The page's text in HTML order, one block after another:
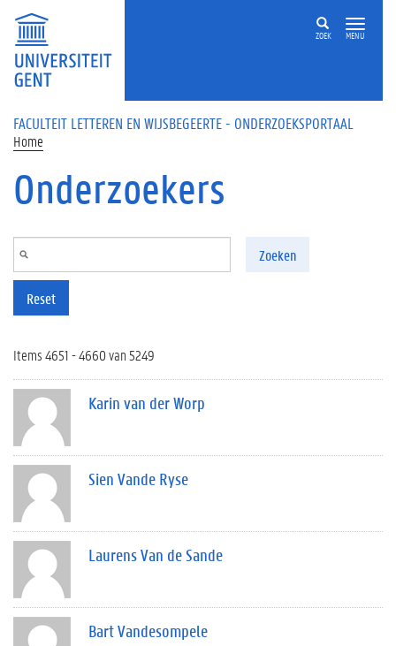
Overslaan en naar de inhoud gaan
ZOEK MENU
FACULTEIT LETTEREN EN WIJSBEGEERTE - ONDERZOEKSPORTAAL
Home
Onderzoekers
Zoeken
Reset
Items 4651 - 4660 van 5249
Karin van der Worp
Sien Vande Ryse
Laurens Van de Sande
Bart Vandesompele